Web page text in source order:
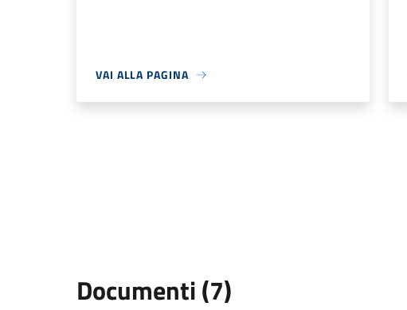
VAI ALLA PAGINA
Documenti (7)